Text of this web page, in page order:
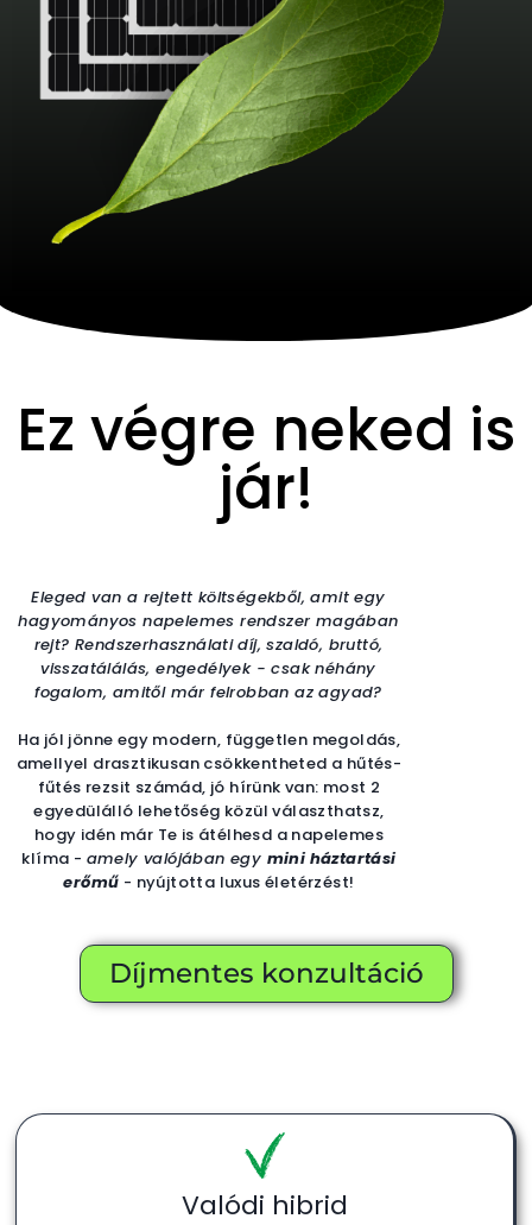
Ez végre neked is
jár!
Eleged van a rejtett költségekből, amit egy
hagyományos napelemes rendszer magában
rejt? Rendszerhasználati díj, szaldó, bruttó,
visszatálálás, engedélyek - csak néhány
fogalom, amitől már felrobban az agyad?
Ha jól jönne egy modern, független megoldás,
amellyel drasztikusan csökkentheted a hűtés-
fűtés rezsit számád, jó hírünk van: most 2
egyedülálló lehetőség közül választhatsz,
hogy idén már Te is átélhesd a napelemes
klíma - amely valójában egy mini háztartási
erőmű - nyújtotta luxus életérzést!
Díjmentes konzultáció
Valódi hibrid​